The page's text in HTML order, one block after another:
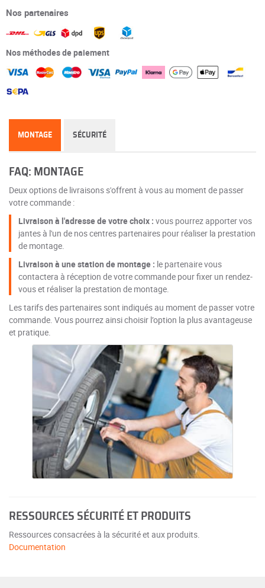
Nos partenaires
Nos méthodes de paiement
MONTAGE SÉCURITÉ
FAQ: MONTAGE
Deux options de livraisons s'offrent à vous au moment de passer
votre commande :
Livraison à l'adresse de votre choix : vous pourrez apporter vos
jantes à l'un de nos centres partenaires pour réaliser la prestation
de montage.
Livraison à une station de montage : le partenaire vous
contactera à réception de votre commande pour fixer un rendez-
vous et réaliser la prestation de montage.
Les tarifs des partenaires sont indiqués au moment de passer votre
commande. Vous pourrez ainsi choisir l’option la plus avantageuse
et pratique.
RESSOURCES SÉCURITÉ ET PRODUITS
Ressources consacrées à la sécurité et aux produits.
Documentation